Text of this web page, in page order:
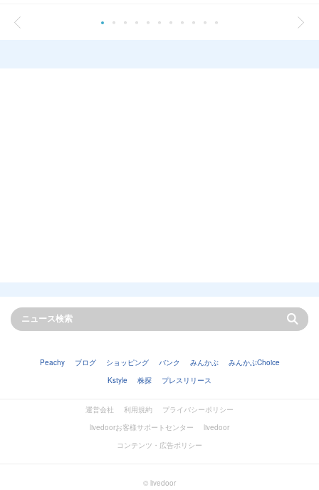
Peachy ブログ ショッピング バンク みんかぶ
みんかぶChoice
Kstyle
株探 プレスリリース
運営会社 利用規約
プライバシーポリシー
livedoorお客様サポートセンター
livedoor
コンテンツ・広告ポリシー
© livedoor